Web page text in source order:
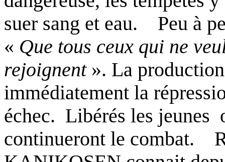
suer sang et eau.
Peu à
« Que tous ceux qui ne
rejoignent». La
immédiatement la
échec. Libérés les jeunes
continueront le combat.